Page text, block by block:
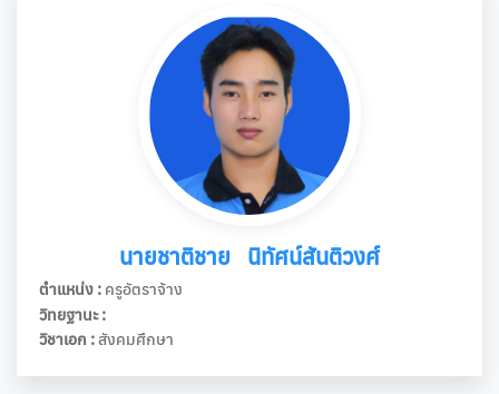
นายชาติชาย นิทัศน์สันติวงศ์
ตำแหน่ง : ครูอัตราจ้าง
วิทยฐานะ :
วิชาเอก :สังคมศึกษา